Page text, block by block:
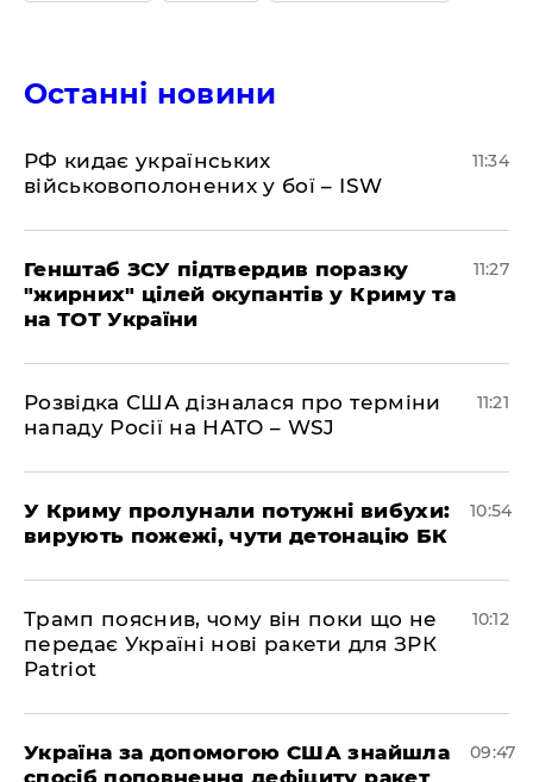
Останні новини
РФ кидає українських
військовополонених у бої – ISW
11:34
Генштаб ЗСУ підтвердив поразку
"жирних" цілей окупантів у Криму та
на ТОТ України
11:27
Розвідка США дізналася про терміни
нападу Росії на НАТО – WSJ
11:21
У Криму пролунали потужні вибухи:
вирують пожежі, чути детонацію БК
10:54
Трамп пояснив, чому він поки що не
передає Україні нові ракети для ЗРК
Patriot
10:12
Україна за допомогою США знайшла
спосіб поповнення дефіциту ракет
09:47